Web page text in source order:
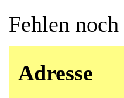
Fehlen noch
Adresse